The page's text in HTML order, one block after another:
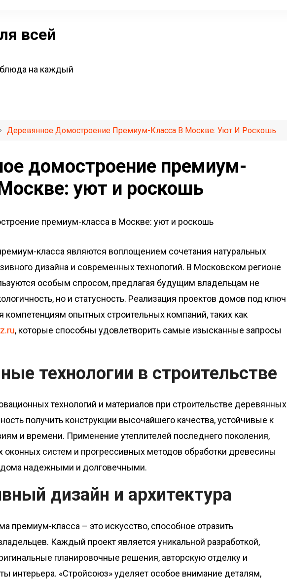
всей
на каждый
Деревянное Домостроение Премиум-Класса В Москве: Уют И Роскошь
домостроение премиум-
уют и роскошь
класса являются воплощением сочетания натуральных
дизайна и современных технологий. В Московском регионе
особым спросом, предлагая будущим владельцам не
но и статусность. Реализация проектов домов под ключ
компетенциям опытных строительных компаний, таких как
, которые способны удовлетворить самые изысканные запросы
технологии в строительстве
технологий и материалов при строительстве деревянных
получить конструкции высочайшего качества, устойчивые к
и времени. Применение утеплителей последнего поколения,
оконных систем и прогрессивных методов обработки древесины
дома надежными и долговечными.
дизайн и архитектура
премиум-класса – это искусство, способное отразить
Каждый проект является уникальной разработкой,
планировочные решения, авторскую отделку и
интерьера. «Стройсоюз» уделяет особое внимание деталям,